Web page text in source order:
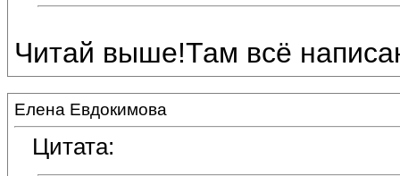
Читай выше!Там всё
Елена Евдокимова
Цитата: